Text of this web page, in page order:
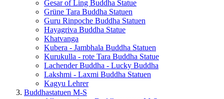
Gesar of Ling Buddha Statue
Grüne Tara Buddha Statuen
Guru Rinpoche Buddha Statuen
Hayagriva Buddha Statue
Khatvanga
Kubera - Jambhala Buddha Statuen
Kurukulla - rote Tara Buddha Statue
Lachender Buddha - Lucky Buddha
Lakshmi - Laxmi Buddha Statuen
Kagyu Lehrer
Buddhastatuen M-S